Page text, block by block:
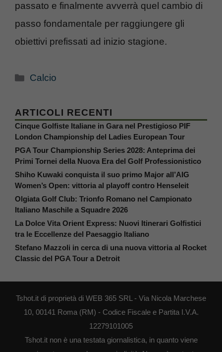
passato e finalmente avverrà quel cambio di
passo fondamentale per raggiungere gli
obiettivi prefissati ad inizio stagione.
Categorie
Calcio
ARTICOLI RECENTI
Cinque Golfiste Italiane in Gara nel Prestigioso PIF
London Championship del Ladies European Tour
PGA Tour Championship Series 2028: Anteprima dei
Primi Tornei della Nuova Era del Golf Professionistico
Shiho Kuwaki conquista il suo primo Major all’AIG
Women’s Open: vittoria al playoff contro Henseleit
Olgiata Golf Club: Trionfo Romano nel Campionato
Italiano Maschile a Squadre 2026
La Dolce Vita Orient Express: Nuovi Itinerari Golfistici
tra le Eccellenze del Paesaggio Italiano
Stefano Mazzoli in cerca di una nuova vittoria al Rocket
Classic del PGA Tour a Detroit
Tshot.it di proprietà di WEB 365 SRL - Via Nicola Marchese
10, 00141 Roma (RM) - Codice Fiscale e Partita I.V.A.
12279101005
Tshot.it non è una testata giornalistica, in quanto viene